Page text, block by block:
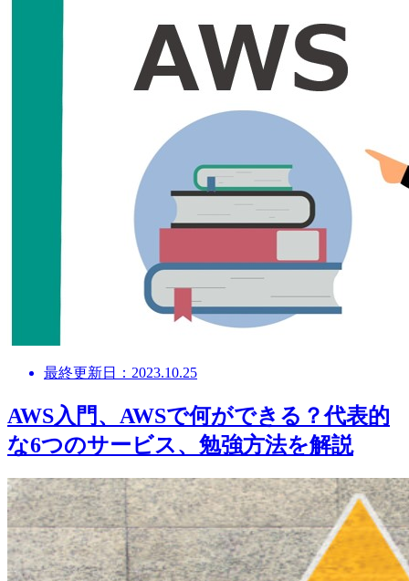
最終更新日：2023.10.25
AWS入門、AWSで何ができる？代表的
な6つのサービス、勉強方法を解説